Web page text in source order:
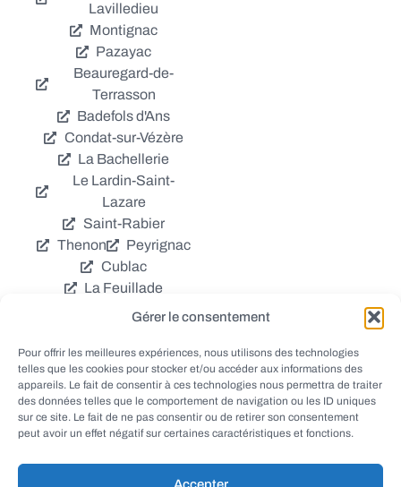
Gérer le consentement
Pour offrir les meilleures expériences, nous utilisons des technologies
telles que les cookies pour stocker et/ou accéder aux informations des
appareils. Le fait de consentir à ces technologies nous permettra de traiter
des données telles que le comportement de navigation ou les ID uniques
sur ce site. Le fait de ne pas consentir ou de retirer son consentement
peut avoir un effet négatif sur certaines caractéristiques et fonctions.
Accepter
Lavilledieu
Montignac
Pazayac
Beauregard-de-
Terrasson
Badefols d'Ans
Condat-sur-Vézère
La Bachellerie
Le Lardin-Saint-
Lazare
Saint-Rabier
Thenon
Peyrignac
Cublac
La Feuillade
Chavagnac
Coly
Grèzes
Aubas
Villac
Azerat
Ladornac
Tourtoirac